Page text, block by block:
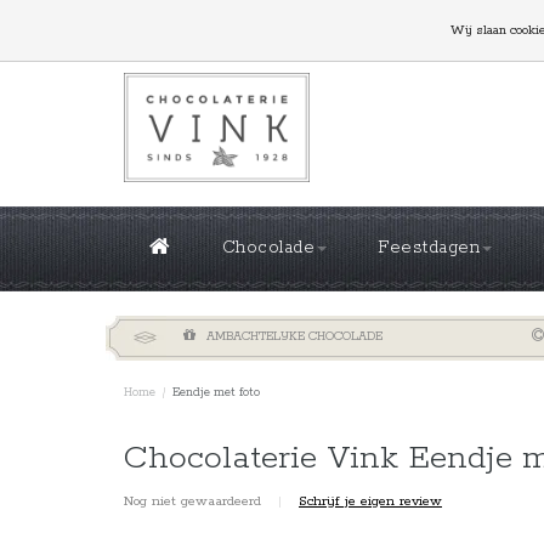
GROTE OPLAGES NODIG? NEEM CONTACT MET
Chocolade Feestdagen
AMBACHTELIJKE CHOCOLADE
Home / Eendje met foto
Chocolaterie Vink Eendje
Nog niet gewaardeerd | Schrijf je eigen review
Wij slaan